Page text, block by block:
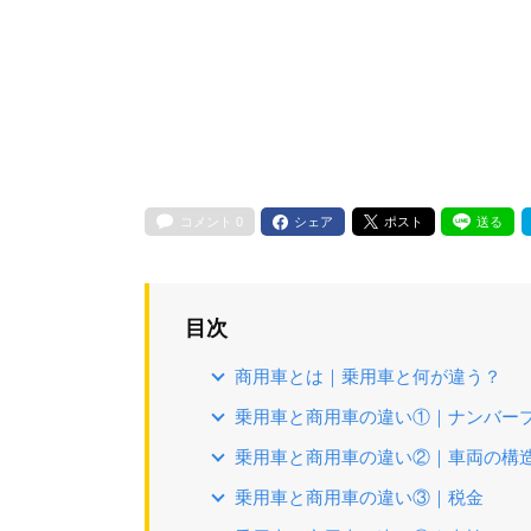
コメント 0 シェア ポスト 送る
目次
商用車とは｜乗用車と何が違う？
乗用車と商用車の違い①｜ナンバー
乗用車と商用車の違い②｜車両の構
乗用車と商用車の違い③｜税金